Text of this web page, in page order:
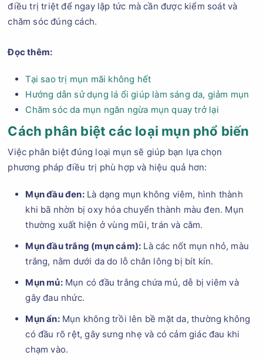
điều trị triệt để ngay lập tức mà cần được kiểm soát và
chăm sóc đúng cách.
Đọc thêm:
Tại sao trị mụn mãi không hết
Hướng dẫn sử dụng lá ổi giúp làm sáng da, giảm mụn
Chăm sóc da mụn ngăn ngừa mụn quay trở lại
Cách phân biệt các loại mụn phổ biến
Việc phân biệt đúng loại mụn sẽ giúp bạn lựa chọn
phương pháp điều trị phù hợp và hiệu quả hơn:
Mụn đầu đen:Là dạng mụn không viêm, hình thành
khi bã nhờn bị oxy hóa chuyển thành màu đen. Mụn
thường xuất hiện ở vùng mũi, trán và cằm.
Mụn đầu trắng (mụn cám): Là các nốt mụn nhỏ, màu
trắng, nằm dưới da do lỗ chân lông bị bít kín.
Mụn mủ:Mụn có đầu trắng chứa mủ, dễ bị viêm và
gây đau nhức.
Mụn ẩn:Mụn không trồi lên bề mặt da, thường không
có đầu rõ rệt, gây sưng nhẹ và có cảm giác đau khi
chạm vào.